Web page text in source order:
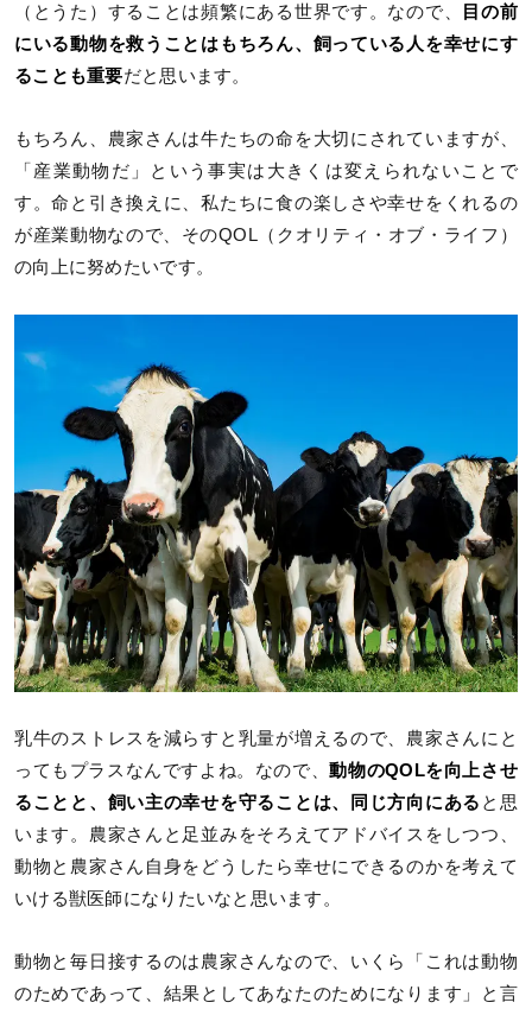
（とうた）することは頻繁にある世界です。なので、
目の前
にいる動物を救うことはもちろん、飼っている人を幸せにす
ることも重要だと思います。
もちろん、農家さんは牛たちの命を大切にされていますが、
「産業動物だ」という事実は大きくは変えられないことで
す。命と引き換えに、私たちに食の楽しさや幸せをくれるの
が産業動物なので、そのQOL（クオリティ・オブ・ライフ）
の向上に努めたいです。
乳牛のストレスを減らすと乳量が増えるので、農家さんにと
ってもプラスなんですよね。なので、動物のQOLを向上させ
ることと、飼い主の幸せを守ることは、同じ方向にある と思
います。農家さんと足並みをそろえてアドバイスをしつつ、
動物と農家さん自身をどうしたら幸せにできるのかを考えて
いける獣医師になりたいなと思います。
動物と毎日接するのは農家さんなので、いくら「これは動物
のためであって、結果としてあなたのためになります」と言